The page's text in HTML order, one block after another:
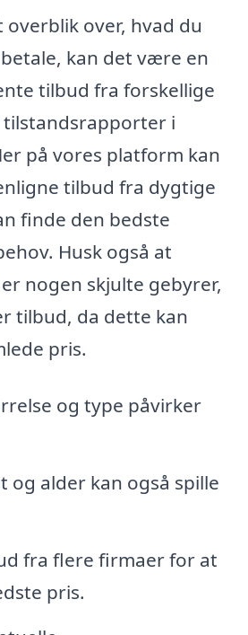
over, hvad du
kan det være en
tilbud fra forskellige
i
på vores platform kan
tilbud fra dygtige
finde den bedste
Husk også at
nogen skjulte gebyrer,
tilbud, da dette kan
pris.
og type påvirker
og alder kan også spille
fra flere firmaer for at
pris.